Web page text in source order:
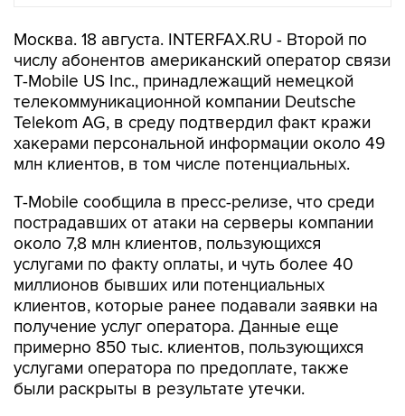
Москва. 18 августа. INTERFAX.RU - Второй по
числу абонентов американский оператор связи
T-Mobile US Inc., принадлежащий немецкой
телекоммуникационной компании Deutsche
Telekom AG, в среду подтвердил факт кражи
хакерами персональной информации около 49
млн клиентов, в том числе потенциальных.
T-Mobile сообщила в пресс-релизе, что среди
пострадавших от атаки на серверы компании
около 7,8 млн клиентов, пользующихся
услугами по факту оплаты, и чуть более 40
миллионов бывших или потенциальных
клиентов, которые ранее подавали заявки на
получение услуг оператора. Данные еще
примерно 850 тыс. клиентов, пользующихся
услугами оператора по предоплате, также
были раскрыты в результате утечки.